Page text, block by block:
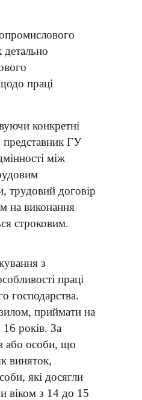
праці
конкретні
ГУ
між
трудовий договір
на виконання
строковим.
з
праці
господарства.
приймати на
років. За
або особи, що
виняток,
які досягли
віком з 14 до 15